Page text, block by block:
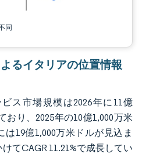
同
るイタリアの位置情報
ス市場規模は2026年に11億
おり、2025年の10億1,000万米
は19億1,000万米ドルが見込ま
てCAGR 11.21%で成長してい